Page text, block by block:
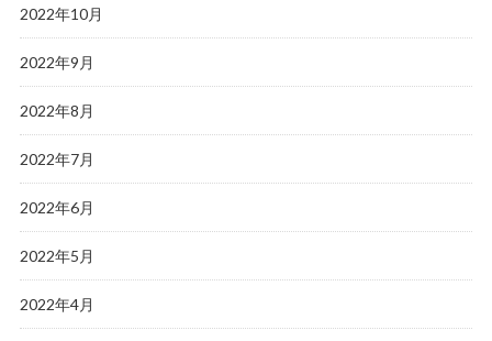
2022年10月
2022年9月
2022年8月
2022年7月
2022年6月
2022年5月
2022年4月